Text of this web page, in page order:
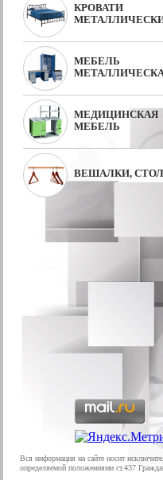
КРОВАТИ
МЕБЕЛЬ
МЕДИЦИНСКАЯ
МЕБЕЛЬ
ВЕШАЛКИ,
Вся информация на сайте носит
определяемой положениями ст.437